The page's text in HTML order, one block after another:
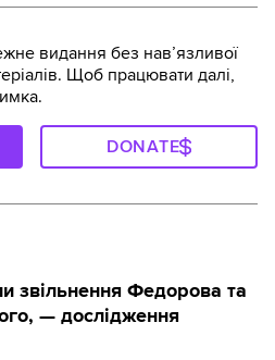
видання без навʼязливої
Щоб працювати далі,
DONATE
звільнення Федорова та
— дослідження